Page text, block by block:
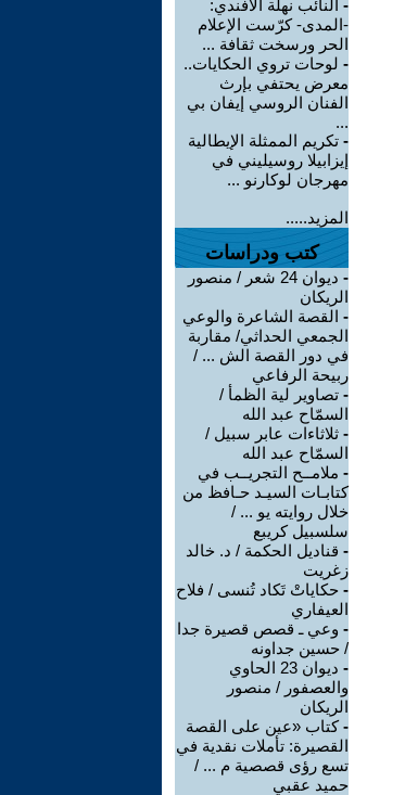
- النائب نهلة الأفندي:
-المدى- كرّست الإعلام
الحر ورسخت ثقافة ...
- لوحات تروي الحكايات..
معرض يحتفي بإرث
الفنان الروسي إيفان بي
...
- تكريم الممثلة الإيطالية
إيزابيلا روسيليني في
مهرجان لوكارنو ...
المزيد.....
كتب ودراسات
-
ديوان 24 شعر / منصور
الريكان
- القصة الشاعرة والوعي
الجمعي الحداثي/ مقاربة
في دور القصة الش ... /
ربيحة الرفاعي
- تصاوير لية الظمأ /
السمّاح عبد الله
- ثلاثاءات عابر سبيل /
السمّاح عبد الله
- ملامــح التجريــب في
كتابـات السيـد حـافظ من
خلال روايته يو ... /
سلسبيل كريبع
- قناديل الحكمة / د. خالد
زغريت
- حكاياتْ تَكاد تُنسى / فلاح
العيفاري
- وعي ـ قصص قصيرة جدا
/ حسين جداونه
-
ديوان 23 الحاوي
والعصفور / منصور
الريكان
-كتاب «عين على القصة
القصيرة: تأملات نقدية في
تسع رؤى قصصية م ... /
حميد عقبي